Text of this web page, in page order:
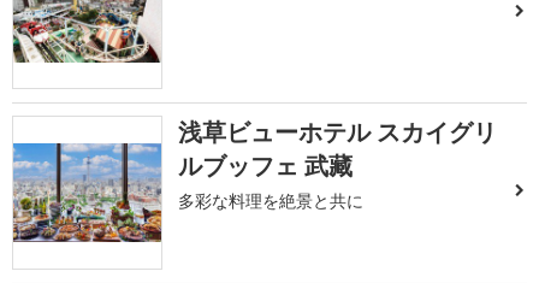
浅草ビューホテル スカイグリ
ルブッフェ 武藏
多彩な料理を絶景と共に